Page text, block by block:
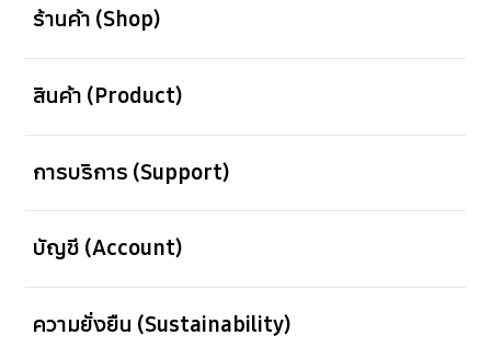
ร้านค้า (Shop)
สินค้า (Product)
การบริการ (Support)
บัญชี (Account)
ความยั่งยืน (Sustainability)